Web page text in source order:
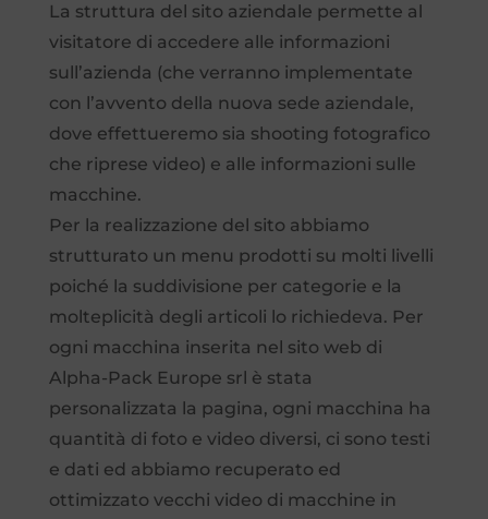
La struttura del sito aziendale permette al
visitatore di accedere alle informazioni
sull’azienda (che verranno implementate
con l’avvento della nuova sede aziendale,
dove effettueremo sia shooting fotografico
che riprese video) e alle informazioni sulle
macchine.
Per la realizzazione del sito abbiamo
strutturato un menu prodotti su molti livelli
poiché la suddivisione per categorie e la
molteplicità degli articoli lo richiedeva. Per
ogni macchina inserita nel sito web di
Alpha-Pack Europe srl è stata
personalizzata la pagina, ogni macchina ha
quantità di foto e video diversi, ci sono testi
e dati ed abbiamo recuperato ed
ottimizzato vecchi video di macchine in